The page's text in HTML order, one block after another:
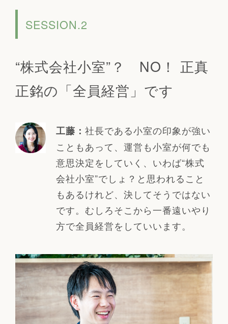
SESSION.2
“株式会社小室”？ NO！ 正真
正銘の「全員経営」です
工藤： 社長である小室の印象が強い
こともあって、運営も小室が何でも
意思決定をしていく、いわば“株式
会社小室”でしょ？と思われること
もあるけれど、決してそうではない
です。むしろそこから一番遠いやり
方で全員経営をしていいます。